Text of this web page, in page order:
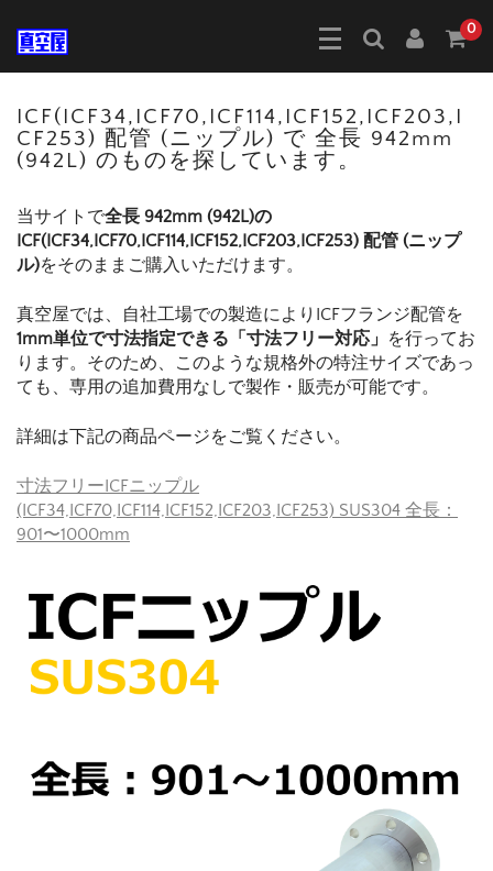
0
ICF(ICF34,ICF70,ICF114,ICF152,ICF203,I
CF253) 配管 (ニップル) で 全長 942mm
(942L) のものを探しています。
当サイトで全長 942mm (942L)の
ICF(ICF34,ICF70,ICF114,ICF152,ICF203,ICF253) 配管 (ニップ
ル)をそのままご購入いただけます。
真空屋では、自社工場での製造によりICFフランジ配管を
1mm単位で寸法指定できる「寸法フリー対応」 を行ってお
ります。そのため、このような規格外の特注サイズであっ
ても、専用の追加費用なしで製作・販売が可能です。
詳細は下記の商品ページをご覧ください。
寸法フリーICFニップル
(ICF34,ICF70,ICF114,ICF152,ICF203,ICF253) SUS304 全長：
901〜1000mm